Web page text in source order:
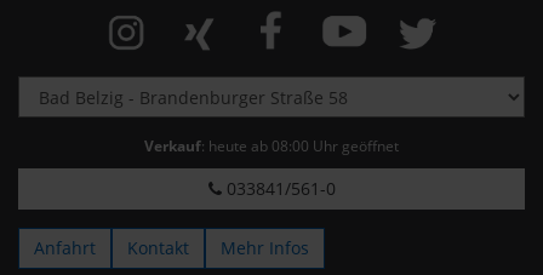
Verkauf: heute ab 08:00 Uhr geöffnet
033841/561-0
Anfahrt Kontakt Mehr Infos